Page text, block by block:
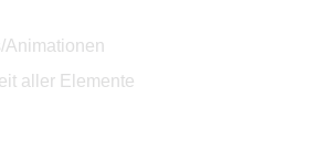
Animationen
aller Elemente